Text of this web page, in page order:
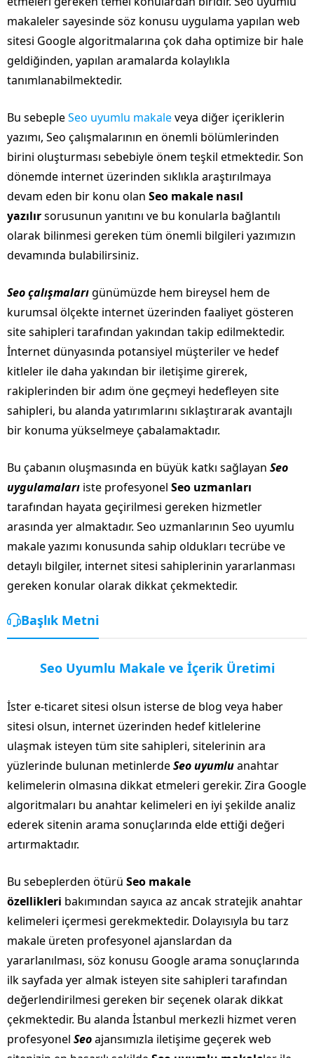
makaleler sayesinde söz konusu uygulama yapılan web
sitesi Google algoritmalarına çok daha optimize bir hale
geldiğinden, yapılan aramalarda kolaylıkla
tanımlanabilmektedir.
Bu sebepleSeo uyumlu makaleveya diğer içeriklerin
yazımı, Seo çalışmalarının en önemli bölümlerinden
birini oluşturması sebebiyle önem teşkil etmektedir. Son
dönemde internet üzerinden sıklıkla araştırılmaya
devam eden bir konu olan Seo makale nasıl
yazılırsorusunun yanıtını ve bu konularla bağlantılı
olarak bilinmesi gereken tüm önemli bilgileri yazımızın
devamında bulabilirsiniz.
Seo çalışmalarıgünümüzde hem bireysel hem de
kurumsal ölçekte internet üzerinden faaliyet gösteren
site sahipleri tarafından yakından takip edilmektedir.
İnternet dünyasında potansiyel müşteriler ve hedef
kitleler ile daha yakından bir iletişime girerek,
rakiplerinden bir adım öne geçmeyi hedefleyen site
sahipleri, bu alanda yatırımlarını sıklaştırarak avantajlı
bir konuma yükselmeye çabalamaktadır.
Bu çabanın oluşmasında en büyük katkı sağlayan Seo
uygulamaları iste profesyonel Seo uzmanları
tarafından hayata geçirilmesi gereken hizmetler
arasında yer almaktadır. Seo uzmanlarının Seo uyumlu
makale yazımı konusunda sahip oldukları tecrübe ve
detaylı bilgiler, internet sitesi sahiplerinin yararlanması
gereken konular olarak dikkat çekmektedir.
Başlık Metni
Seo Uyumlu Makale ve İçerik Üretimi
İster e-ticaret sitesi olsun isterse de blog veya haber
sitesi olsun, internet üzerinden hedef kitlelerine
ulaşmak isteyen tüm site sahipleri, sitelerinin ara
yüzlerinde bulunan metinlerdeSeo uyumluanahtar
kelimelerin olmasına dikkat etmeleri gerekir. Zira Google
algoritmaları bu anahtar kelimeleri en iyi şekilde analiz
ederek sitenin arama sonuçlarında elde ettiği değeri
artırmaktadır.
Bu sebeplerden ötürü Seo makale
özellikleri bakımından sayıca az ancak stratejik anahtar
kelimeleri içermesi gerekmektedir. Dolayısıyla bu tarz
makale üreten profesyonel ajanslardan da
yararlanılması, söz konusu Google arama sonuçlarında
ilk sayfada yer almak isteyen site sahipleri tarafından
değerlendirilmesi gereken bir seçenek olarak dikkat
çekmektedir. Bu alanda İstanbul merkezli hizmet veren
profesyonel Seoajansımızla iletişime geçerek web